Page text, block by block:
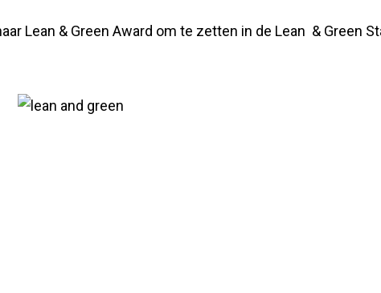
Lean & Green Award om te zetten in de Lean & Green